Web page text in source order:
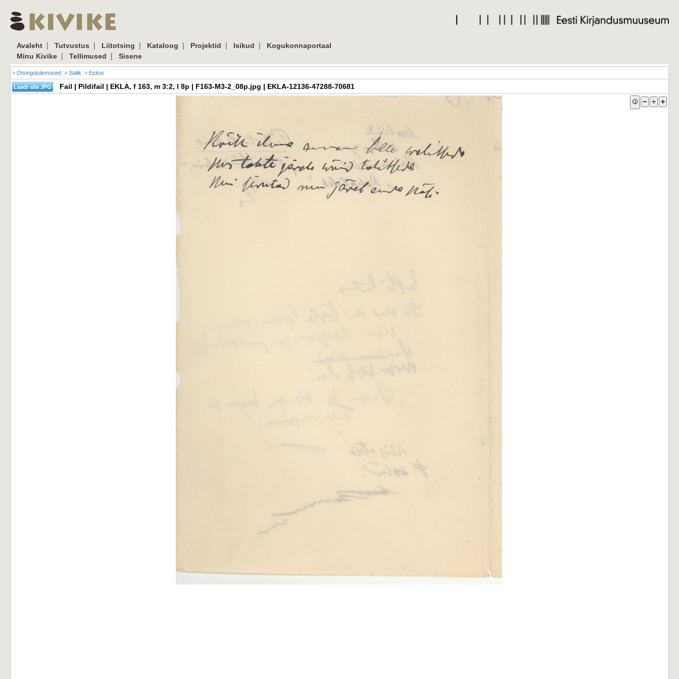
Avaleht | Tutvustus | Liitotsing | Kataloog | Projektid | Isikud |
Kogukonnaportaal
Minu Kivike | Tellimused | Sisene
> Otsingutulemused > Säilik > Esitus
Fail | Pildifail | EKLA, f 163, m 3:2, l 8p | F163-M3-2_08p.jpg | EKLA-12136-47288-70681